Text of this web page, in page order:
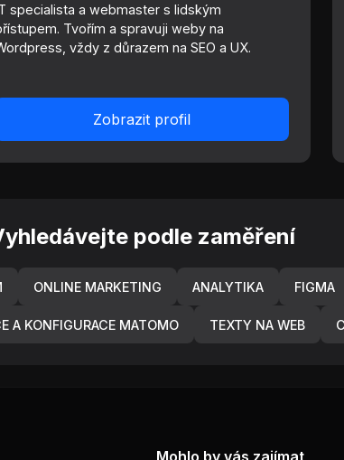
specialista a webmaster s lidským
Tvořím a spravuji weby na
vždy z důrazem na SEO a UX.
Zobrazit profil
podle zaměření
ONLINE MARKETING ANALYTIKA FIGMA
A KONFIGURACE MATOMO TEXTY NA WEB